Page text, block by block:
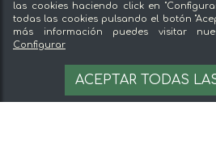
las cookies haciendo click en
todas las cookies pulsando el botón
más información puedes visitar
Configurar
ACEPTAR TODAS